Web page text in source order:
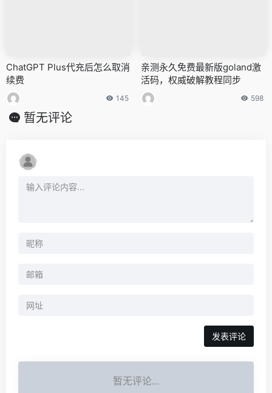
ChatGPT Plus代充后怎么取消
续费
145
亲测永久免费最新版goland激
活码，权威破解教程同步
598
暂无评论
暂无评论...